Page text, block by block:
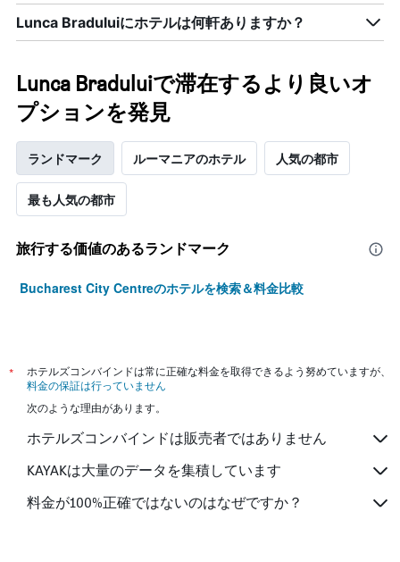
Lunca Braduluiにホテルは何軒ありますか？
Lunca Braduluiで滞在するより良いオ
プションを発見
ランドマーク ルーマニアのホテル 人気の都市
最も人気の都市
旅行する価値のあるランドマーク
Bucharest City Centreのホテルを検索＆料金比較
*
ホテルズコンバインドは常に正確な料金を取得できるよう努めていますが、
料金の保証は行っていません
次のような理由があります。
ホテルズコンバインドは販売者ではありません
KAYAKは大量のデータを集積しています
料金が100%正確ではないのはなぜですか？